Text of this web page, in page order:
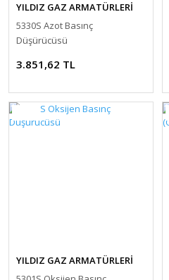
YILDIZ GAZ ARMATÜRLERİ
5330S Azot Basınç
Düşürücüsü
3.851,62 TL
YILDIZ GAZ ARMATÜRLERİ